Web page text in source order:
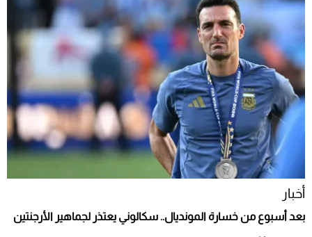
أخبار
بعد أسبوع من خسارة المونديال.. سكالوني يعتذر لجماهير الأرجنتين